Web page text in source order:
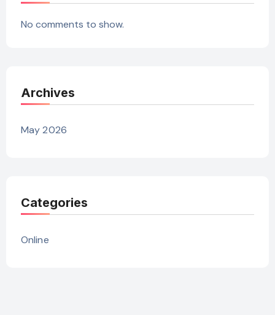
No comments to show.
Archives
May 2026
Categories
Online